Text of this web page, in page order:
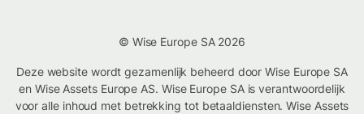
© Wise Europe SA 2026
Deze website wordt gezamenlijk beheerd door Wise Europe SA
en Wise Assets Europe AS. Wise Europe SA is verantwoordelijk
voor alle inhoud met betrekking tot betaaldiensten. Wise Assets